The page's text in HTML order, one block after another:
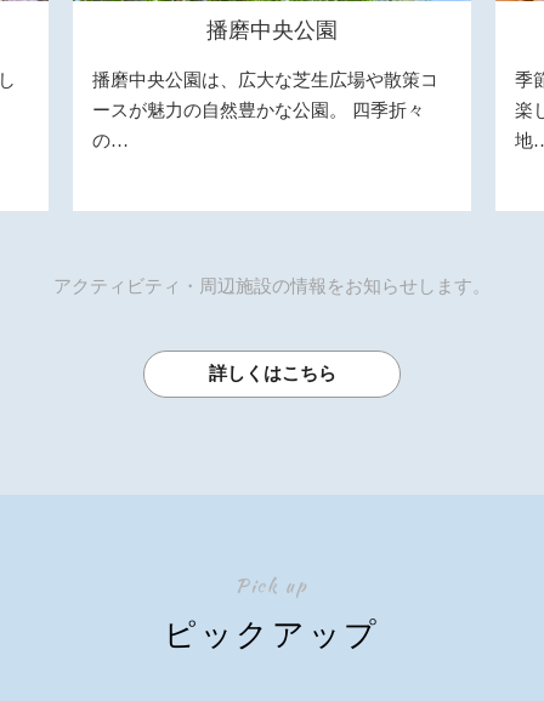
播磨中央公園
播磨中央公園は、広大な芝生広場や散策コ
ースが魅力の自然豊かな公園。 四季折々
の…
季
楽
地
アクティビティ・周辺施設の情報をお知らせします。
詳しくはこちら
Pick up
ピックアップ